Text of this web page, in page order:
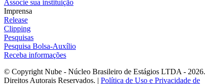
Associe sua instituição
Imprensa
Release
Clipping
Pesquisas
Pesquisa Bolsa-Auxílio
Receba informações
© Copyright Nube - Núcleo Brasileiro de Estágios LTDA - 2026.
Direitos Autorais Reservados. | Política de Uso e Privacidade de